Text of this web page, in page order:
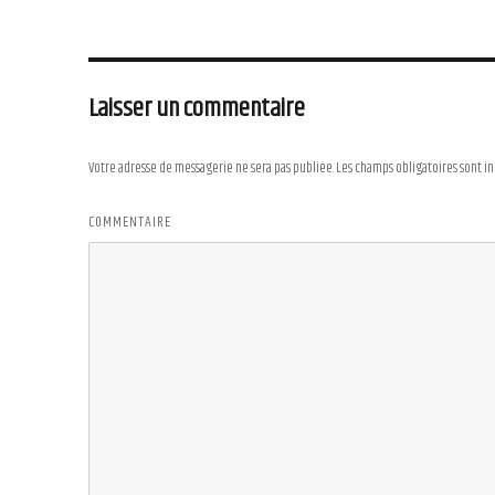
Laisser un commentaire
Votre adresse de messagerie ne sera pas publiée.Les champs obligatoires sont
COMMENTAIRE